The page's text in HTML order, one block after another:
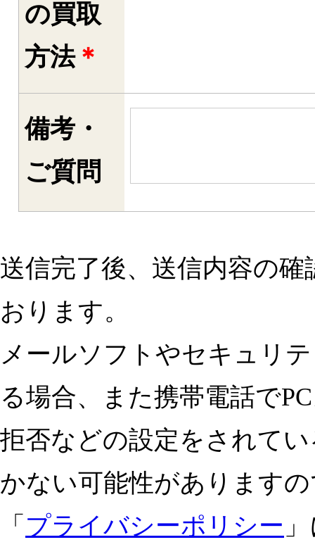
の買取
方法＊
備考・
ご質問
送信完了後、送信内容の
おります。
メールソフトやセキュリ
る場合、
また携帯電話で
拒否などの設定をされて
かない可能性があります
「 プライバシーポリシー